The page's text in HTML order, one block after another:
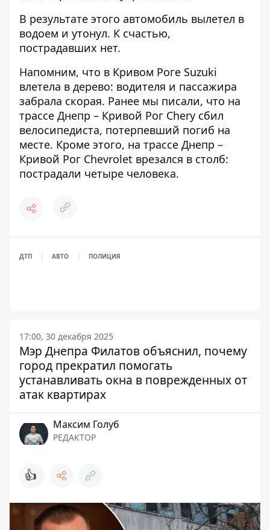
В результате этого автомобиль вылетел в
водоем и утонул. К счастью,
пострадавших нет.
Напомним, что в Кривом Роге Suzuki
влетела в дерево: водителя и пассажира
забрала скорая. Ранее мы писали, что на
трассе Днепр – Кривой Рог Chery сбил
велосипедиста, потерпевший погиб на
месте. Кроме этого, на трассе Днепр –
Кривой Рог Chevrolet врезался в столб:
пострадали четыре человека.
ДТП АВТО ПОЛИЦИЯ
17:00, 30 декабря 2025
Мэр Днепра Филатов объяснил, почему
город прекратил помогать
устанавливать окна в поврежденных от
атак квартирах
Максим Голуб
РЕДАКТОР
👍